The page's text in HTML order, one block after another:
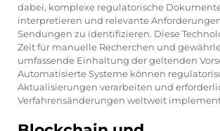
dabei, komplexe regulatorische
interpretieren und relevante
Sendungen zu identifizieren. Diese
Zeit für manuelle Recherchen und
umfassende Einhaltung der geltenden
Automatisierte Systeme können
Aktualisierungen verarbeiten und
Verfahrensänderungen weltweit